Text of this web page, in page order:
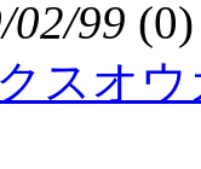
02/99 (0)
スオ